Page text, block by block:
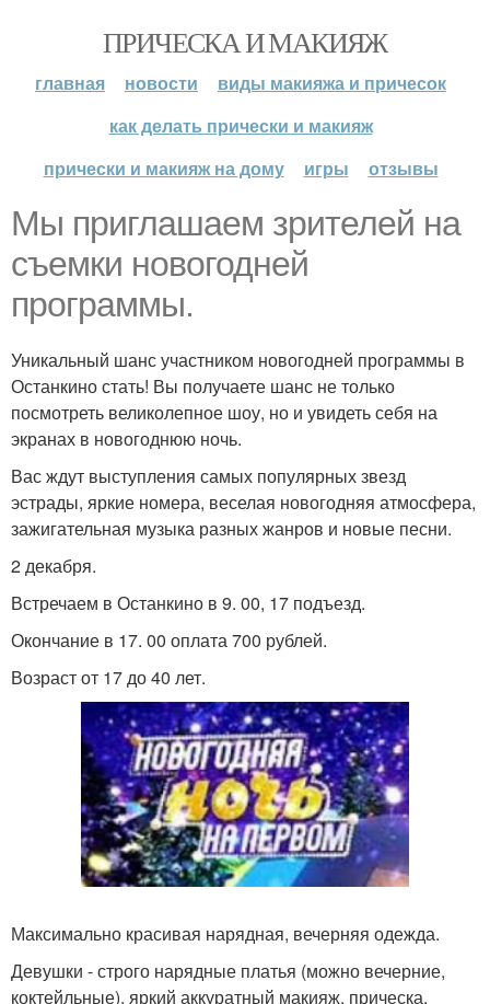
ПРИЧЕСКА И МАКИЯЖ
главная новости
виды макияжа и причесок
как делать прически и макияж
прически и макияж на дому
игры отзывы
Мы приглашаем зрителей на
съемки новогодней
программы.
Уникальный шанс участником новогодней программы в
Останкино стать! Вы получаете шанс не только
посмотреть великолепное шоу, но и увидеть себя на
экранах в новогоднюю ночь.
Вас ждут выступления самых популярных звезд
эстрады, яркие номера, веселая новогодняя атмосфера,
зажигательная музыка разных жанров и новые песни.
2 декабря.
Встречаем в Останкино в 9. 00, 17 подъезд.
Окончание в 17. 00 оплата 700 рублей.
Возраст от 17 до 40 лет.
Максимально красивая нарядная, вечерняя одежда.
Девушки - строго нарядные платья (можно вечерние,
коктейльные), яркий аккуратный макияж, прическа.